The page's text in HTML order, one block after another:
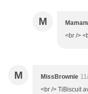
M
<br />
M MissBrownie
<br /> TiBiscuit